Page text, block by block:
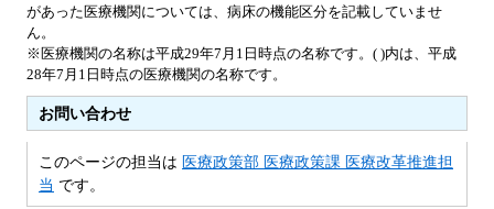
があった医療機関については、病床の機能区分を記載していませ
ん。
※医療機関の名称は平成29年7月1日時点の名称です。( )内は、平成
28年7月1日時点の医療機関の名称です。
お問い合わせ
このページの担当は 医療政策部 医療政策課 医療改革推進担
当 です。